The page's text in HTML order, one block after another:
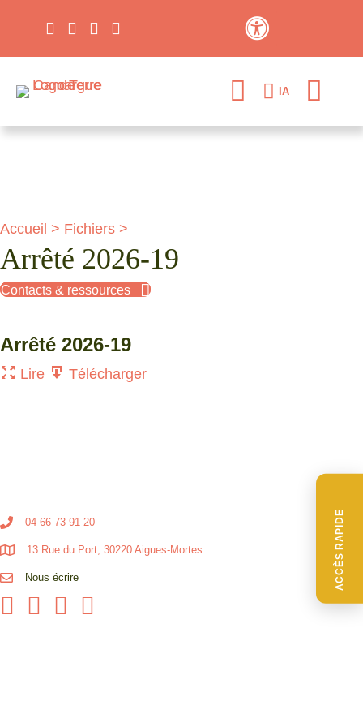
ACCÈS RAPIDE
IA
Accueil > Fichiers >
Arrêté 2026-19
Contacts & ressources
Arrêté 2026-19
Lire Télécharger
04 66 73 91 20
13 Rue du Port, 30220 Aigues-Mortes
Nous écrire